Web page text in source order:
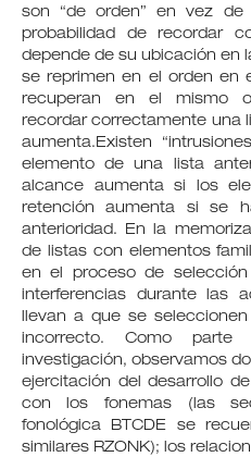
son “de orden” en vez de
probabilidad de recordar
depende de su ubicación en
se reprimen en el orden en
recuperan en el mismo
recordar correctamente una
aumenta.Existen
elemento de una lista
alcance aumenta si los
retención aumenta si se
anterioridad. En la
de listas con elementos
en el proceso de
interferencias durante las
llevan a que se
incorrecto. Como
investigación, observamos
ejercitación del desarrollo
con los fonemas (las
fonológica BTCDE se
similares RZONK); los